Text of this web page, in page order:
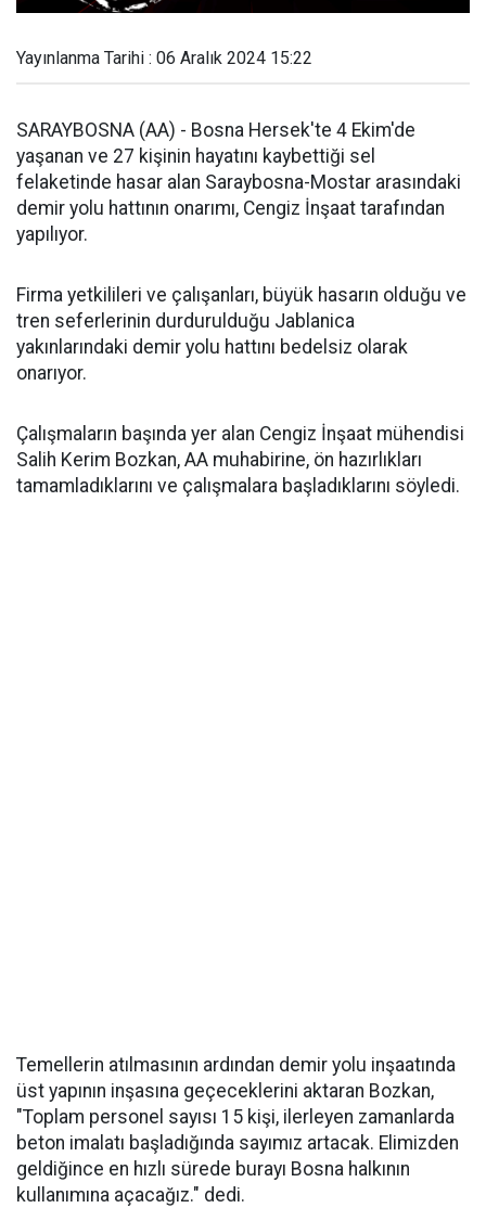
Yayınlanma Tarihi : 06 Aralık 2024 15:22
SARAYBOSNA (AA) - Bosna Hersek'te 4 Ekim'de
yaşanan ve 27 kişinin hayatını kaybettiği sel
felaketinde hasar alan Saraybosna-Mostar arasındaki
demir yolu hattının onarımı, Cengiz İnşaat tarafından
yapılıyor.
Firma yetkilileri ve çalışanları, büyük hasarın olduğu ve
tren seferlerinin durdurulduğu Jablanica
yakınlarındaki demir yolu hattını bedelsiz olarak
onarıyor.
Çalışmaların başında yer alan Cengiz İnşaat mühendisi
Salih Kerim Bozkan, AA muhabirine, ön hazırlıkları
tamamladıklarını ve çalışmalara başladıklarını söyledi.
Temellerin atılmasının ardından demir yolu inşaatında
üst yapının inşasına geçeceklerini aktaran Bozkan,
"Toplam personel sayısı 15 kişi, ilerleyen zamanlarda
beton imalatı başladığında sayımız artacak. Elimizden
geldiğince en hızlı sürede burayı Bosna halkının
kullanımına açacağız." dedi.